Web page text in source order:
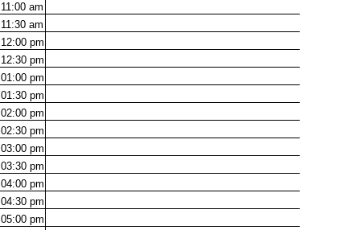
11:00 am
11:30 am
12:00 pm
12:30 pm
01:00 pm
01:30 pm
02:00 pm
02:30 pm
03:00 pm
03:30 pm
04:00 pm
04:30 pm
05:00 pm